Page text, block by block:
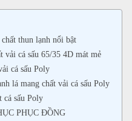
thun lạnh nổi bật
vải cá sấu 65/35 4D mát mẻ
cá sấu Poly
lá mang chất vải cá sấu Poly
cá sấu Poly
PHỤC ĐỒNG